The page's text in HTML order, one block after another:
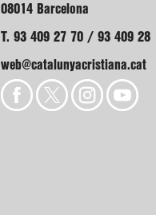
08014 Barcelona
T. 93 409 27 70 / 93 409 28
web@catalunyacristiana.cat